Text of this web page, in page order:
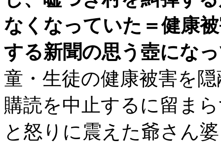
なくなっていた＝健康
する新聞の思う壺にな
童・生徒の健康被害を
購読を中止するに留ま
と怒りに震えた爺さん